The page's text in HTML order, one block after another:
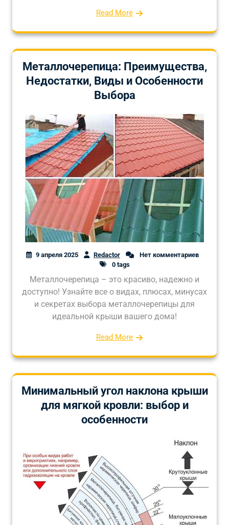
Read More
Металлочерепица: Преимущества‚
Недостатки‚ Виды и Особенности
Выбора
9 апреля 2025 Redactor
Нет комментариев
0 tags
Металлочерепица – это красиво, надежно и
доступно! Узнайте все о видах, плюсах, минусах
и секретах выбора металлочерепицы для
идеальной крыши вашего дома!
Read More
Минимальный угол наклона крыши
для мягкой кровли: выбор и
особенности